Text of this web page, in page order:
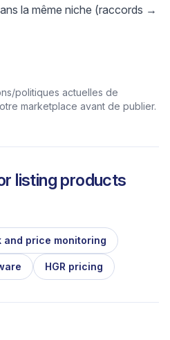
la même niche (raccords →
politiques actuelles de
marketplace avant de publier.
listing products
and price monitoring
HGR pricing